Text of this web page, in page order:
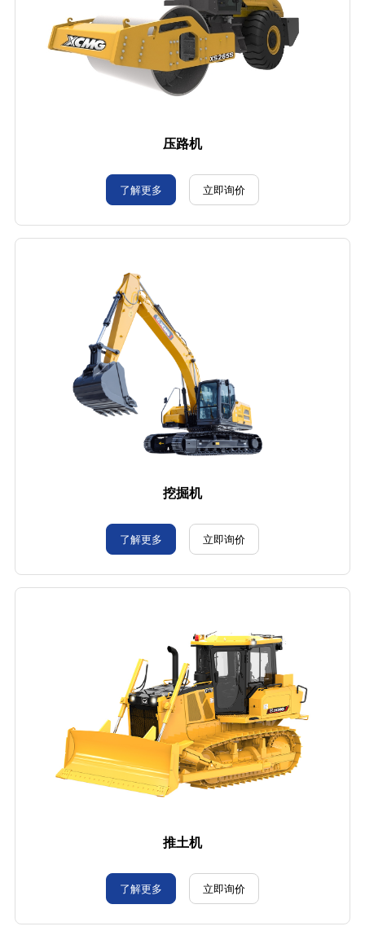
压路机
了解更多 立即询价
挖掘机
了解更多 立即询价
推土机
了解更多 立即询价